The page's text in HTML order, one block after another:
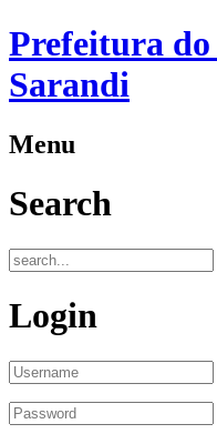
Prefeitura
Sarandi
Menu
Search
Login